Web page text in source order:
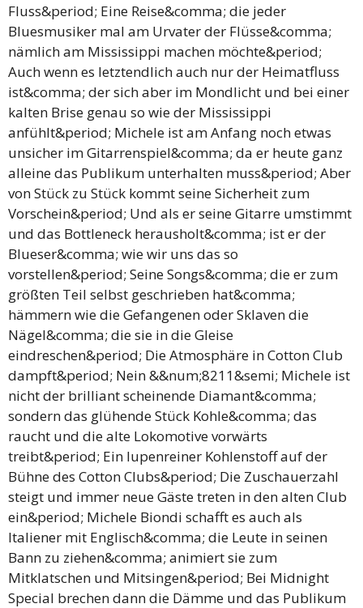
Fluss&period; Eine Reise&comma; die jeder
Bluesmusiker mal am Urvater der Flüsse&comma;
nämlich am Mississippi machen möchte&period;
Auch wenn es letztendlich auch nur der Heimatfluss
ist&comma; der sich aber im Mondlicht und bei einer
kalten Brise genau so wie der Mississippi
anfühlt&period; Michele ist am Anfang noch etwas
unsicher im Gitarrenspiel&comma; da er heute ganz
alleine das Publikum unterhalten muss&period; Aber
von Stück zu Stück kommt seine Sicherheit zum
Vorschein&period; Und als er seine Gitarre umstimmt
und das Bottleneck herausholt&comma; ist er der
Blueser&comma; wie wir uns das so
vorstellen&period; Seine Songs&comma; die er zum
größten Teil selbst geschrieben hat&comma;
hämmern wie die Gefangenen oder Sklaven die
Nägel&comma; die sie in die Gleise
eindreschen&period; Die Atmosphäre in Cotton Club
dampft&period; Nein &&num;8211&semi; Michele ist
nicht der brilliant scheinende Diamant&comma;
sondern das glühende Stück Kohle&comma; das
raucht und die alte Lokomotive vorwärts
treibt&period; Ein lupenreiner Kohlenstoff auf der
Bühne des Cotton Clubs&period; Die Zuschauerzahl
steigt und immer neue Gäste treten in den alten Club
ein&period; Michele Biondi schafft es auch als
Italiener mit Englisch&comma; die Leute in seinen
Bann zu ziehen&comma; animiert sie zum
Mitklatschen und Mitsingen&period; Bei Midnight
Special brechen dann die Dämme und das Publikum